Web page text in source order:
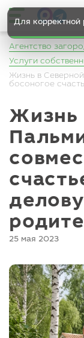
Для корректной
Агентство
Услуги
Жизнь в
босоногое
Жизнь в Северной
25 мая 2023